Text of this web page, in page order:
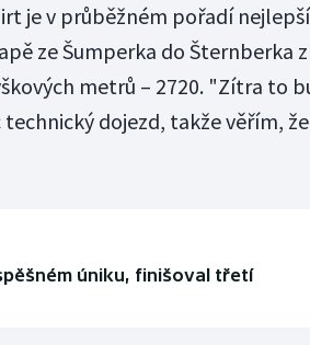
je v průběžném pořadí
ze Šumperka do Šternberka
metrů – 2720. "Zítra to
dojezd, takže věřím,
úniku, finišoval třetí